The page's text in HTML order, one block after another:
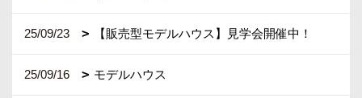
25/09/23 【販売型モデルハウス】見学会開催中！
25/09/16 モデルハウス